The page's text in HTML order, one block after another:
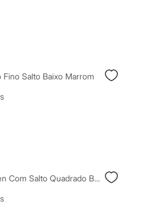
Fino Salto Baixo Marrom
Tamanco Kitten Com Salto Quadrado Bege